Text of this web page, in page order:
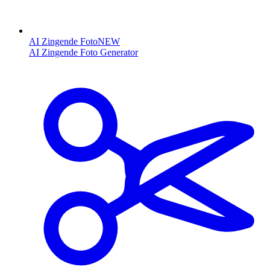
AI Zingende FotoNEW
AI Zingende Foto Generator